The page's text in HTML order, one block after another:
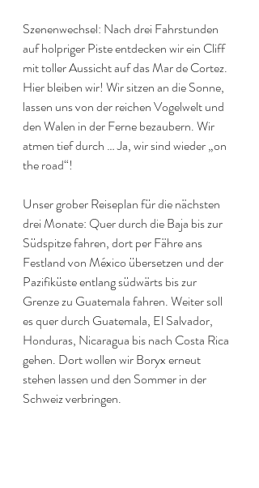
Szenenwechsel: Nach drei Fahrstunden
auf holpriger Piste entdecken wir ein Cliff
mit toller Aussicht auf das Mar de Cortez.
Hier bleiben wir! Wir sitzen an die Sonne,
lassen uns von der reichen Vogelwelt und
den Walen in der Ferne bezaubern. Wir
atmen tief durch … Ja, wir sind wieder „on
the road“!
Unser grober Reiseplan für die nächsten
drei Monate: Quer durch die Baja bis zur
Südspitze fahren, dort per Fähre ans
Festland von México übersetzen und der
Pazifiküste entlang südwärts bis zur
Grenze zu Guatemala fahren. Weiter soll
es quer durch Guatemala, El Salvador,
Honduras, Nicaragua bis nach Costa Rica
gehen. Dort wollen wir Boryx erneut
stehen lassen und den Sommer in der
Schweiz verbringen.